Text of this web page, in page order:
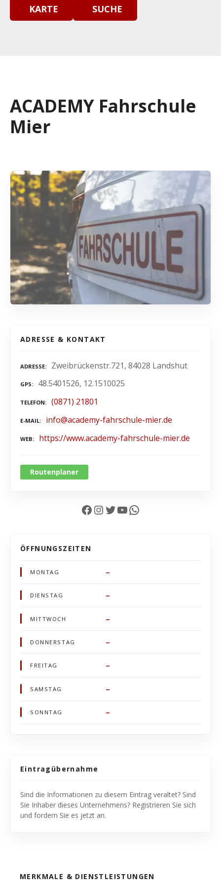
KARTE SUCHE
ACADEMY Fahrschule
Mier
ADRESSE & KONTAKT
ADRESSE Zweibrückenstr.721, 84028 Landshut
GPS 48.5401526, 12.1510025
TELEFON (0871) 21801
E-MAIL info@academy-fahrschule-mier.de
WEB https://www.academy-fahrschule-mier.de
Routenplaner
Facebook InstagramTwitter YouTube WhatsApp
ÖFFNUNGSZEITEN
MONTAG –
DIENSTAG –
MITTWOCH –
DONNERSTAG –
FREITAG –
SAMSTAG –
SONNTAG –
Eintragübernahme
Sind die Informationen zu diesem Eintrag veraltet? Sind
Sie Inhaber dieses Unternehmens? Registrieren Sie sich
und fordern Sie es jetzt an.
MERKMALE & DIENSTLEISTUNGEN